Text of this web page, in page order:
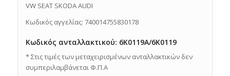
VW SEAT SKODA AUDI
Κωδικός αγγελίας: 740014755830178
Κωδικός ανταλλακτικού: 6K0119A/6K0119
* Στις τιμές των μεταχειρισμένων ανταλλακτικών δεν
συμπεριλαμβάνεται Φ.Π.Α